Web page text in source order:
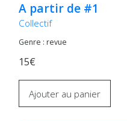
A partir de #1
Collectif
Genre : revue
15€
Ajouter au panier